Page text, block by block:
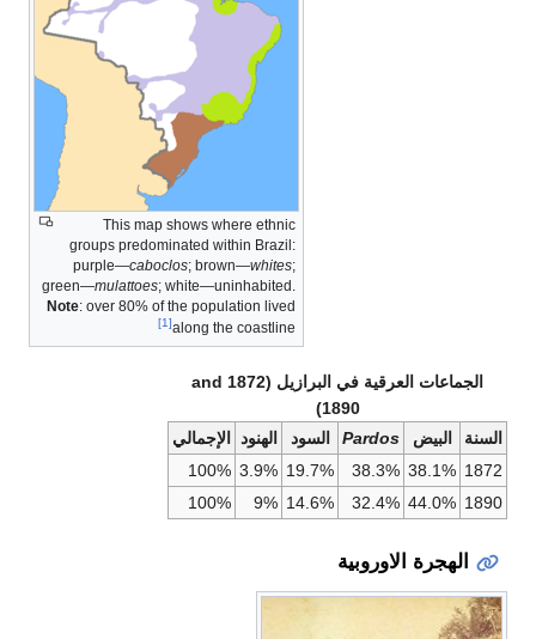
This map shows where ethnic
groups predominated within Brazil:
purple—caboclos; brown—whites;
green—mulattoes; white—uninhabited.
Note: over 80% of the population lived
along the coastline
[1]
الجماعات العرقية في البرازيل
(1872 and
1890)
السنة
البيض Pardos السود الهنود
الإجمالي
1872
38.1%
38.3%
19.7%
3.9%
100%
1890
44.0%
32.4%
14.6%
9%
100%
الهجرة الاوروبية